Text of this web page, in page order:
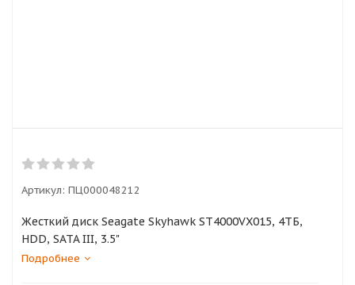
Артикул: ПЦ000048212
Жесткий диск Seagate Skyhawk ST4000VX015, 4ТБ,
HDD, SATA III, 3.5"
Подробнее